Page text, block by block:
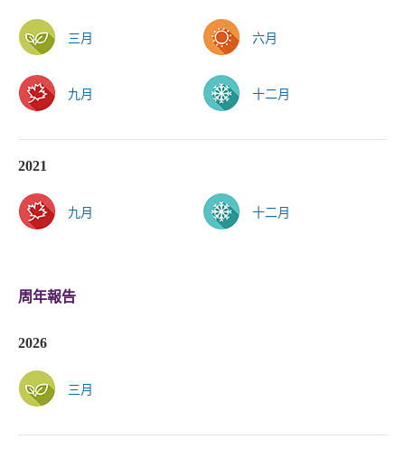
三月 六月
九月 十二月
2021
九月 十二月
周年報告
2026
三月